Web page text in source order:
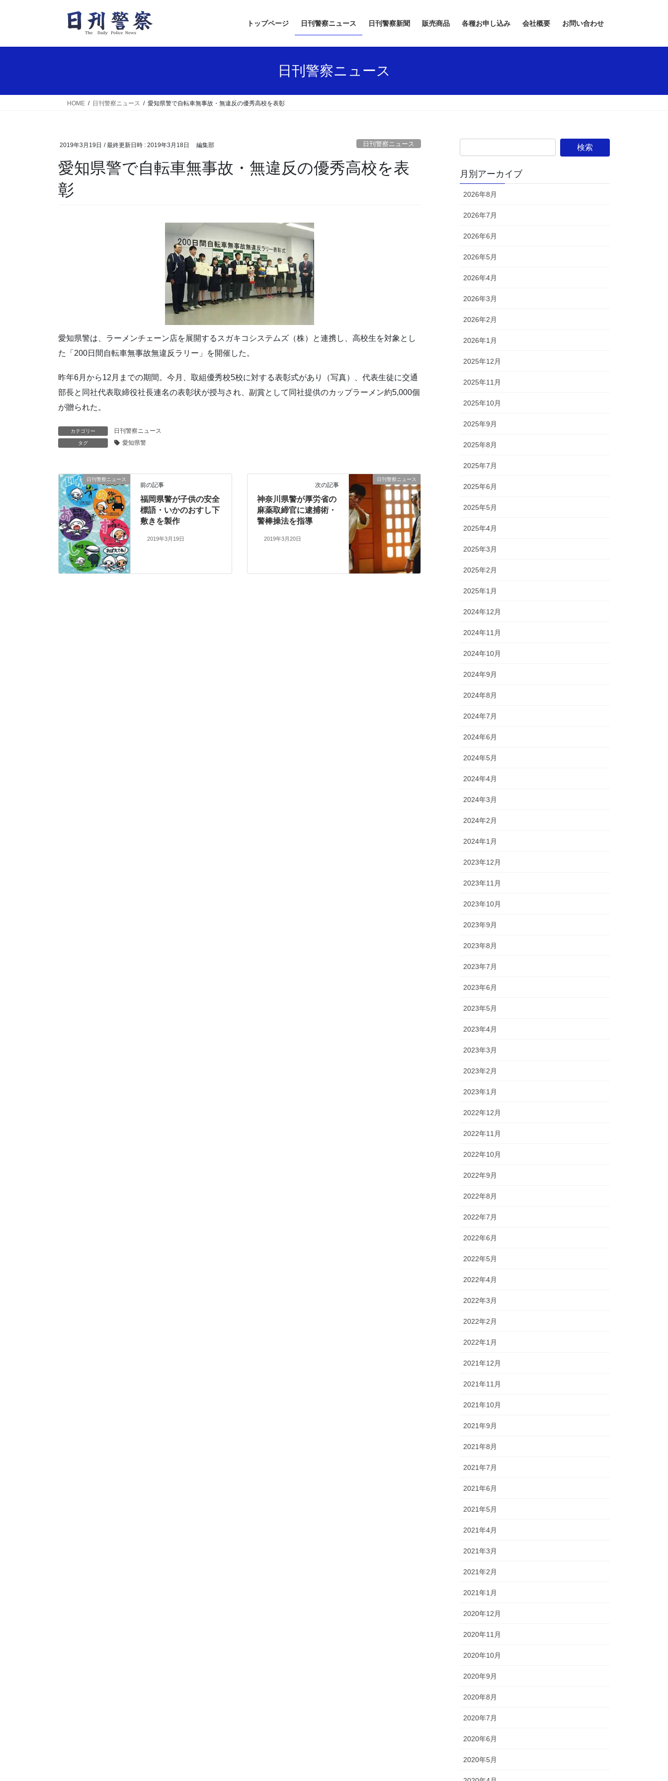
トップページ 日刊警察ニュース 日刊警察新聞 販売商品 各種お申し込み 会社概要 お問い合わせ
日刊警察ニュース
HOME 日刊警察ニュース 愛知県警で自転車無事故・無違反の優秀高校を表彰
2019年3月19日 / 最終更新日時 : 2019年3月18日 編集部 日刊警察ニュース
愛知県警で自転車無事故・無違反の優秀高校を表
彰
愛知県警は、ラーメンチェーン店を展開するスガキコシステムズ（株）と連携し、高校生を対象とし
た「200日間自転車無事故無違反ラリー」を開催した。
昨年6月から12月までの期間。今月、取組優秀校5校に対する表彰式があり（写真）、代表生徒に交通
部長と同社代表取締役社長連名の表彰状が授与され、副賞として同社提供のカップラーメン約5,000個
が贈られた。
カテゴリー 日刊警察ニュース
タグ 愛知県警
日刊警察ニュース
前の記事
福岡県警が子供の安全
標語・いかのおすし下
敷きを製作
2019年3月19日
日刊警察ニュース
次の記事
神奈川県警が厚労省の
麻薬取締官に逮捕術・
警棒操法を指導
2019年3月20日
月別アーカイブ
2026年8月
2026年7月
2026年6月
2026年5月
2026年4月
2026年3月
2026年2月
2026年1月
2025年12月
2025年11月
2025年10月
2025年9月
2025年8月
2025年7月
2025年6月
2025年5月
2025年4月
2025年3月
2025年2月
2025年1月
2024年12月
2024年11月
2024年10月
2024年9月
2024年8月
2024年7月
2024年6月
2024年5月
2024年4月
2024年3月
2024年2月
2024年1月
2023年12月
2023年11月
2023年10月
2023年9月
2023年8月
2023年7月
2023年6月
2023年5月
2023年4月
2023年3月
2023年2月
2023年1月
2022年12月
2022年11月
2022年10月
2022年9月
2022年8月
2022年7月
2022年6月
2022年5月
2022年4月
2022年3月
2022年2月
2022年1月
2021年12月
2021年11月
2021年10月
2021年9月
2021年8月
2021年7月
2021年6月
2021年5月
2021年4月
2021年3月
2021年2月
2021年1月
2020年12月
2020年11月
2020年10月
2020年9月
2020年8月
2020年7月
2020年6月
2020年5月